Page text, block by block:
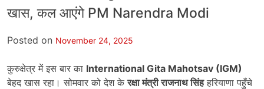
खास, कल आएंगे PM Narendra Modi
Posted on November 24, 2025
कुरुक्षेत्र में इस बार का International Gita Mahotsav (IGM)
बेहद खास रहा। सोमवार को देश केरक्षा मंत्री राजनाथ सिंहहरियाणा पहुँचे